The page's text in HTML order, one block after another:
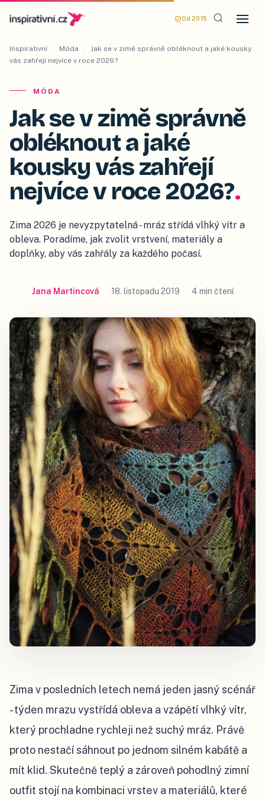
Od 2015
Inspirativní / Móda / Jak se v zimě správně obléknout a jaké kousky
vás zahřejí nejvíce v roce 2026?
MÓDA
Jak se v zimě správně
obléknout a jaké
kousky vás zahřejí
nejvíce v roce 2026?.
Zima 2026 je nevyzpytatelná - mráz střídá vlhký vítr a
obleva. Poradíme, jak zvolit vrstvení, materiály a
doplňky, aby vás zahřály za každého počasí.
Jana Martincová 18. listopadu 2019 4 min čtení
Zima v posledních letech nemá jeden jasný scénář
- týden mrazu vystřídá obleva a vzápětí vlhký vítr,
který prochladne rychleji než suchý mráz. Právě
proto nestačí sáhnout po jednom silném kabátě a
mít klid. Skutečně teplý a zároveň pohodlný zimní
outfit stojí na kombinaci vrstev a materiálů, které